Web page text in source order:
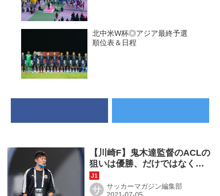
北中米W杯◎アジア最終予選
順位表＆日程
【川崎F】鬼木達監督のACLの
狙いは優勝、だけではなく。
｢ベースもアップできる｣起用
法に注目
サ サッカーマガジン編集部